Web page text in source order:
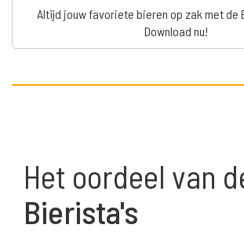
Altijd jouw favoriete bieren op zak met de
Download nu!
Het oordeel van
Bierista's